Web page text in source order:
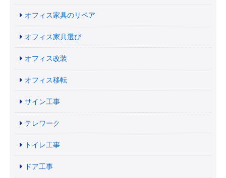
オフィス家具のリペア
オフィス家具選び
オフィス改装
オフィス移転
サイン工事
テレワーク
トイレ工事
ドア工事